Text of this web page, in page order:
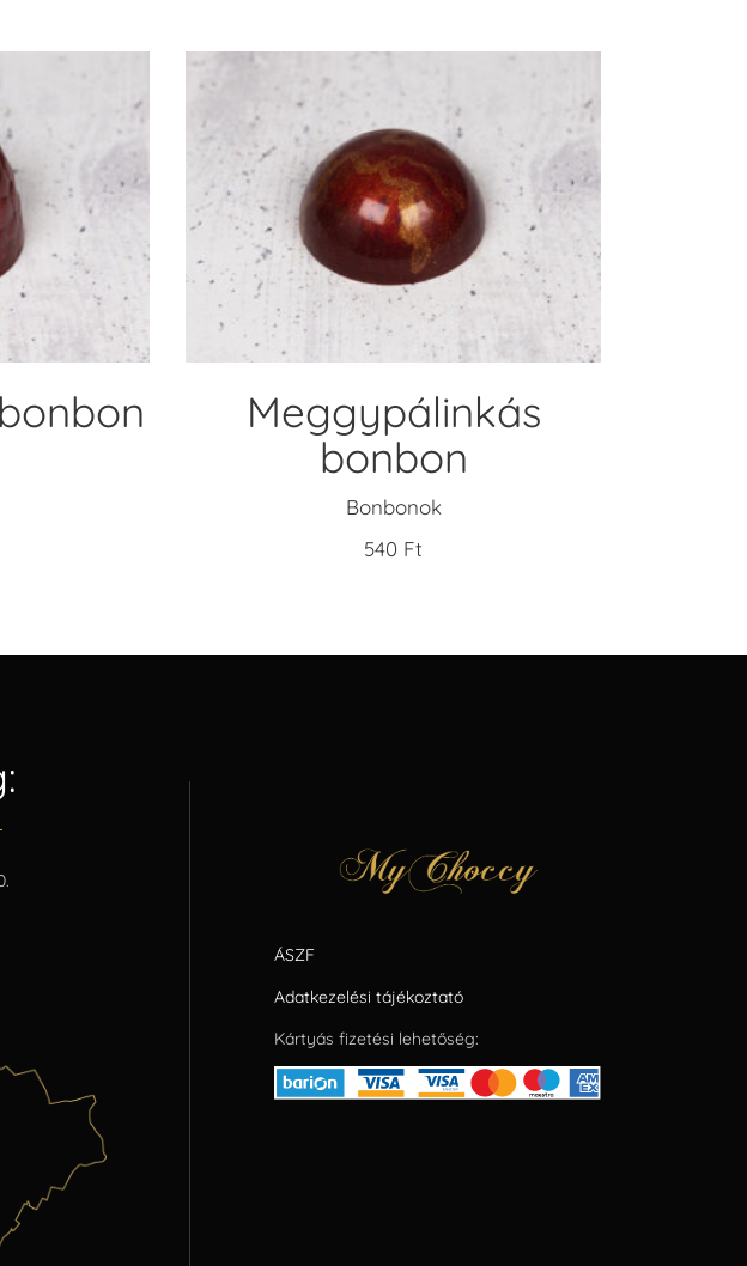
KOSÁRBA TESZEM
Meggypálinkás
bonbon
Bonbonok
540 Ft
ÁSZF
Adatkezelési tájékoztató
Kártyás fizetési lehetőség: